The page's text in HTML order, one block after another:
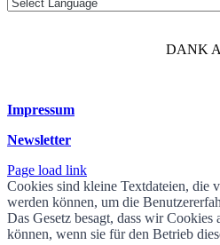
DANK
Impressum
Newsletter
Page load link
Cookies sind kleine Textdateien, die
werden können, um die
Das Gesetz besagt, dass wir Cookies
können, wenn sie für den Betrieb